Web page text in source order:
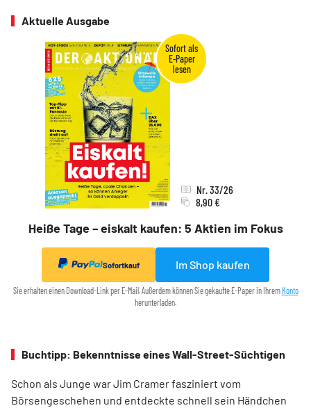
Aktuelle Ausgabe
Heiße Tage – eiskalt kaufen: 5 Aktien im Fokus
Nr. 33/26
8,90 €
Sofortkauf Im Shop kaufen
Sie erhalten einen Download-Link per E-Mail. Außerdem können Sie gekaufte E-Paper in Ihrem Konto
herunterladen.
Buchtipp: Bekenntnisse eines Wall-Street-Süchtigen
Schon als Junge war Jim Cramer fasziniert vom
Börsengeschehen und entdeckte schnell sein Händchen